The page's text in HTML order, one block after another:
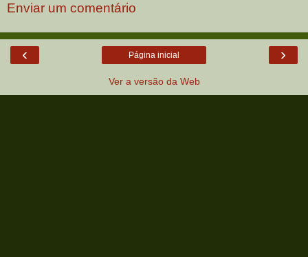
Enviar um comentário
‹ ›
Página inicial
Ver a versão da Web